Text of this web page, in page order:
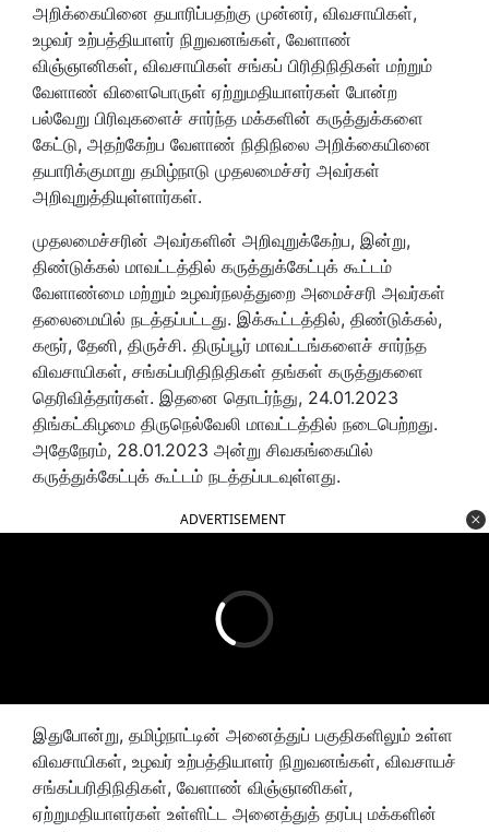
அறிக்கையினை தயாரிப்பதற்கு முன்னர், விவசாயிகள்,
உழவர் உற்பத்தியாளர் நிறுவனங்கள், வேளாண்
விஞ்ஞானிகள், விவசாயிகள் சங்கப் பிரிதிநிதிகள் மற்றும்
வேளாண் விளைபொருள் ஏற்றுமதியாளர்கள் போன்ற
பல்வேறு பிரிவுகளைச் சார்ந்த மக்களின் கருத்துக்களை
கேட்டு, அதற்கேற்ப வேளாண் நிதிநிலை அறிக்கையினை
தயாரிக்குமாறு தமிழ்நாடு முதலமைச்சர் அவர்கள்
அறிவுறுத்தியுள்ளார்கள்.
முதலமைச்சரின் அவர்களின் அறிவுறுக்கேற்ப, இன்று,
திண்டுக்கல் மாவட்டத்தில் கருத்துக்கேட்புக் கூட்டம்
வேளாண்மை மற்றும் உழவர்நலத்துறை அமைச்சரி அவர்கள்
தலைமையில் நடத்தப்பட்டது. இக்கூட்டத்தில், திண்டுக்கல்,
கரூர், தேனி, திருச்சி. திருப்பூர் மாவட்டங்களைச் சார்ந்த
விவசாயிகள், சங்கப்பரிதிநிதிகள் தங்கள் கருத்துகளை
தெரிவித்தார்கள். இதனை தொடர்ந்து, 24.01.2023
திங்கட்கிழமை திருநெல்வேலி மாவட்டத்தில் நடைபெற்றது.
அதேநேரம், 28.01.2023 அன்று சிவகங்கையில்
கருத்துக்கேட்புக் கூட்டம் நடத்தப்படவுள்ளது.
ADVERTISEMENT
இதுபோன்று, தமிழ்நாட்டின் அனைத்துப் பகுதிகளிலும் உள்ள
விவசாயிகள், உழவர் உற்பத்தியாளர் நிறுவனங்கள், விவசாயச்
சங்கப்பரிதிநிதிகள், வேளாண் விஞ்ஞானிகள்,
ஏற்றுமதியாளர்கள் உள்ளிட்ட அனைத்துத் தரப்பு மக்களின்